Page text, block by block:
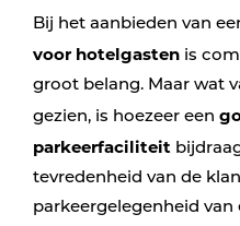
Bij het aanbieden van
voor hotelgasten is
groot belang. Maar wat
gezien, is hoezeer een
parkeerfaciliteit
tevredenheid van de
parkeergelegenheid